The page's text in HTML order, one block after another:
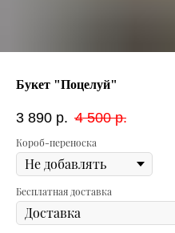
Букет "Поцелуй"
3 890 р. 4 500 р.
Короб-переноска
Бесплатная доставка